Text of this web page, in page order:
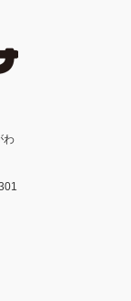
わ